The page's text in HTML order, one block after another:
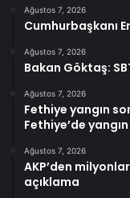
Ağustos 7, 2026
Cumhurbaşkanı
Ağustos 7, 2026
Bakan Göktaş:
Ağustos 7, 2026
Fethiye yangın
Fethiye’de
Ağustos 7, 2026
AKP’den
açıklama